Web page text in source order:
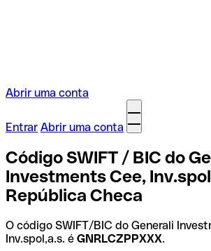
Abrir uma conta
Entrar Abrir uma conta
Código SWIFT / BIC do
Investments Cee,
República Checa
O código SWIFT/BIC do Generali
Inv.spol,a.s. é GNRLCZPPXXX.